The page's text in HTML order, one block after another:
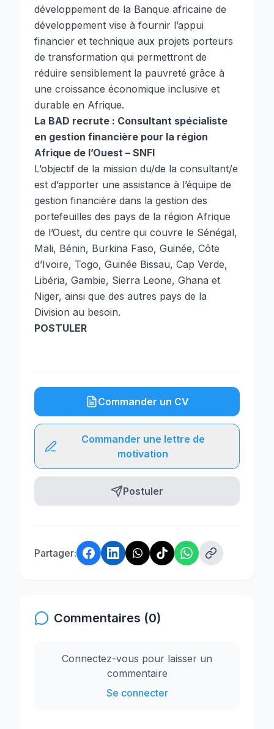
développement de la Banque africaine de
développement vise à fournir l’appui
financier et technique aux projets porteurs
de transformation qui permettront de
réduire sensiblement la pauvreté grâce à
une croissance économique inclusive et
durable en Afrique.
La BAD recrute : Consultant spécialiste
en gestion financière pour la région
Afrique de l’Ouest – SNFI
L’objectif de la mission du/de la consultant/e
est d’apporter une assistance à l’équipe de
gestion financière dans la gestion des
portefeuilles des pays de la région Afrique
de l’Ouest, du centre qui couvre le Sénégal,
Mali, Bénin, Burkina Faso, Guinée, Côte
d’Ivoire, Togo, Guinée Bissau, Cap Verde,
Libéria, Gambie, Sierra Leone, Ghana et
Niger, ainsi que des autres pays de la
Division au besoin.
POSTULER
Commander un CV
Commander une lettre de
motivation
Postuler
Partager:
Commentaires (0)
Connectez-vous pour laisser un
commentaire
Se connecter